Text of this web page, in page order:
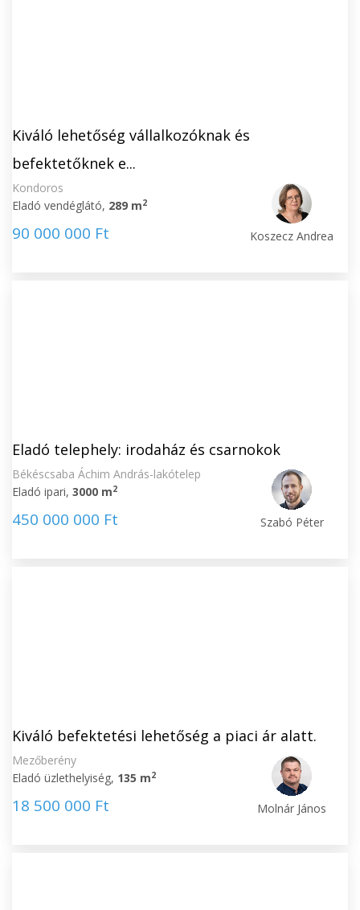
Kiváló lehetőség vállalkozóknak és
befektetőknek e...
Kondoros
Eladó vendéglátó, 289 m2
90 000 000 Ft Koszecz Andrea
Eladó telephely: irodaház és csarnokok
Békéscsaba Áchim András-lakótelep
Eladó ipari, 3000 m2
450 000 000 Ft Szabó Péter
Kiváló befektetési lehetőség a piaci ár alatt.
Mezőberény
Eladó üzlethelyiség, 135 m2
18 500 000 Ft Molnár János